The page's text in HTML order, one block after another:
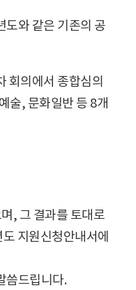
도와 같은 기존의 공
회의에서 종합심의
술, 문화일반 등 8개
, 그 결과를 토대로
지원신청안내서에
씀드립니다.